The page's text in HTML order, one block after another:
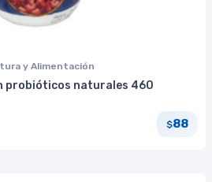
y Alimentación
probióticos naturales 460
$88